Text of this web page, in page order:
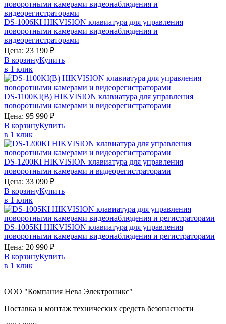
DS-1006KI HIKVISION клавиатура для управления
поворотными камерами видеонаблюдения и
видеорегистраторами
Цена: 23 190 ₽
В корзинуКупить
в 1 клик
DS-1100KI(B) HIKVISION клавиатура для управления
поворотными камерами и видеорегистраторами
Цена: 95 990 ₽
В корзинуКупить
в 1 клик
DS-1200KI HIKVISION клавиатура для управления
поворотными камерами и видеорегистраторами
Цена: 33 090 ₽
В корзинуКупить
в 1 клик
DS-1005KI HIKVISION клавиатура для управления
поворотными камерами видеонаблюдения и регистраторами
Цена: 20 990 ₽
В корзинуКупить
в 1 клик
ООО "Компания Нева Электроникс"
Поставка и монтаж технических средств безопасности